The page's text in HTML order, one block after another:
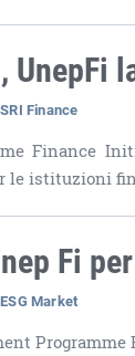
SRI Finance
Finance
le istituzioni
Fi
ESG Market